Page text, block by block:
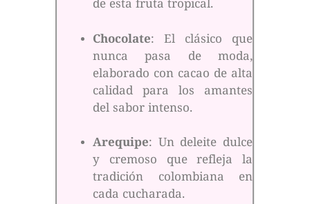
de esta fruta tropical.
Chocolate: El clásico que
nunca pasa de moda,
elaborado con cacao de alta
calidad para los amantes
del sabor intenso.
Arequipe: Un deleite dulce
y cremoso que refleja la
tradición colombiana en
cada cucharada.